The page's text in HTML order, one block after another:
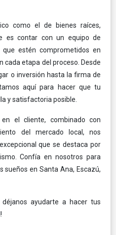
como el de bienes raíces,
es contar con un equipo de
estén comprometidos en
cada etapa del proceso. Desde
o inversión hasta la firma de
aquí para hacer que tu
y satisfactoria posible.
el cliente, combinado con
del mercado local, nos
que se destaca por
Confía en nosotros para
sueños en Santa Ana, Escazú,
ayudarte a hacer tus